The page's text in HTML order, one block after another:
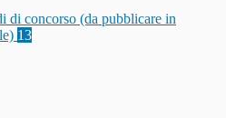
di concorso (da pubblicare in
13